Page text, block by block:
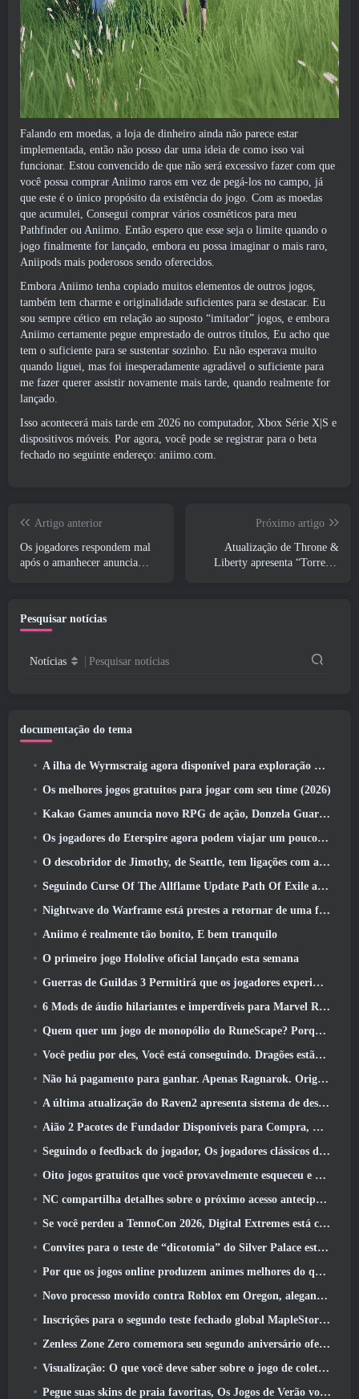
Falando em moedas, a loja de dinheiro ainda não parece estar
implementada, então não posso dar uma ideia de como isso vai
funcionar. Estou convencido de que não será excessivo fazer com que
você possa comprar Aniimo raros em vez de pegá-los no campo, já
que este é o único propósito da existência do jogo. Com as moedas
que acumulei, Consegui comprar vários cosméticos para meu
Pathfinder ou Aniimo. Então espero que esse seja o limite quando o
jogo finalmente for lançado, embora eu possa imaginar o mais raro,
Aniipods mais poderosos sendo oferecidos.
Embora Aniimo tenha copiado muitos elementos de outros jogos,
também tem charme e originalidade suficientes para se destacar. Eu
sou sempre cético em relação ao suposto “imitador” jogos, e embora
Aniimo certamente pegue emprestado de outros títulos, Eu acho que
tem o suficiente para se sustentar sozinho. Eu não esperava muito
quando liguei, mas foi inesperadamente agradável o suficiente para
me fazer querer assistir novamente mais tarde, quando realmente for
lançado.
Isso acontecerá mais tarde em 2026 no computador, Xbox Série X|S e
dispositivos móveis. Por agora, você pode se registrar para o beta
fechado no seguinte endereço: aniimo.com.
Artigo anterior
Os jogadores respondem mal
após o amanhecer anuncia
Próximo artigo
Atualização de Throne &
Liberty apresenta “Torre da
Pesquisar notícias
Notícias Pesquisar notícias
documentação do tema
A ilha de Wyrmscraig agora disponível para exploração no RuneScape da velha escola
Os melhores jogos gratuitos para jogar com seu time (2026)
Kakao Games anuncia novo RPG de ação, Donzela Guardiã
Os jogadores do Eterspire agora podem viajar um pouco no tempo… como um deleite
O descobridor de Jimothy, de Seattle, tem ligações com a ArenaNet, Então é claro que eles estão adicionando isso ao Guild Wars 2
Seguindo Curse Of The Allflame Update Path Of Exile anuncia várias mudanças com base no feedback
Nightwave do Warframe está prestes a retornar de uma forma chocante
Aniimo é realmente tão bonito, E bem tranquilo
O primeiro jogo Hololive oficial lançado esta semana
Guerras de Guildas 3 Permitirá que os jogadores experimentem o mundo de Tyria antes que os Elder Dragons acordem
6 Mods de áudio hilariantes e imperdíveis para Marvel Rivals
Quem quer um jogo de monopólio do RuneScape? Porque um está a caminho
Você pediu por eles, Você está conseguindo. Dragões estão chegando a Albion Online
Não há pagamento para ganhar. Apenas Ragnarok. Origin Classic é lançado em julho 23
A última atualização do Raven2 apresenta sistema de despertar de habilidades, Oferecendo aos jogadores mais maneiras de aprimorar suas habilidades
Aião 2 Pacotes de Fundador Disponíveis para Compra, Completo com cinco dias de acesso antecipado
Seguindo o feedback do jogador, Os jogadores clássicos de League Of Legends não terão que pagar por skins clássicas
Oito jogos gratuitos que você provavelmente esqueceu e que fazem parte do Steam’s Train Fest
NC compartilha detalhes sobre o próximo acesso antecipado do Aion 2
Se você perdeu a TennoCon 2026, Digital Extremes está compartilhando todos os painéis
Convites para o teste de “dicotomia” do Silver Palace estão sendo enviados
Por que os jogos online produzem animes melhores do que os jogos de anime
Novo processo movido contra Roblox em Oregon, alegando incidente com cuidados infantis
Inscrições para o segundo teste fechado global MapleStory Classic World
Zenless Zone Zero comemora seu segundo aniversário oferecendo aos jogadores a escolha de um agente S-Rank gratuito
Visualização: O que você deve saber sobre o jogo de coleta de criaturas da HoYoverse, Honkai: Link Alma
Pegue suas skins de praia favoritas, Os Jogos de Verão voltaram ao Overwatch